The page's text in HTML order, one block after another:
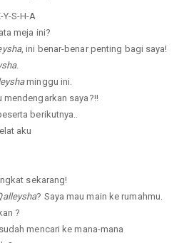
S-H-A
meja ini?
, ini benar-benar penting bagi saya!
.
minggu ini.
mendengarkan saya?!!
berikutnya..
aku
sekarang!
? Saya mau main ke rumahmu.
?
mencari ke mana-mana